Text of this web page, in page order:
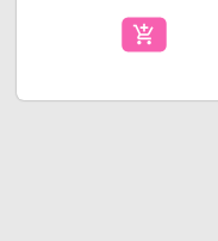
add_shopping_cart